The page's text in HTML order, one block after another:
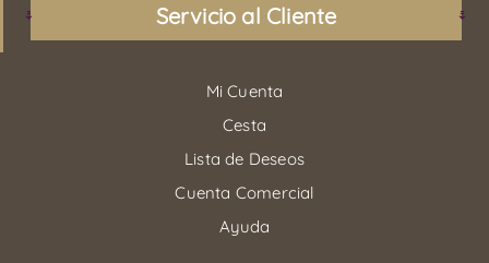
Servicio al Cliente
Mi Cuenta
Cesta
Lista de Deseos
Cuenta Comercial
Ayuda